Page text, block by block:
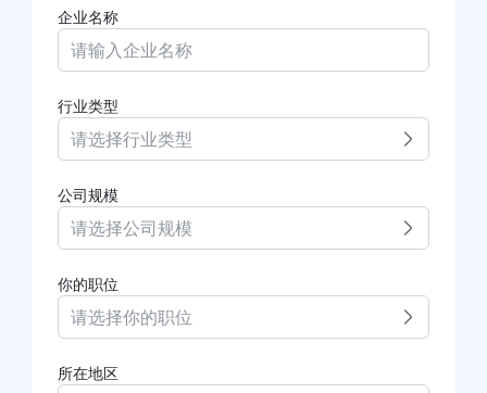
企业名称
行业类型
请选择行业类型
公司规模
请选择公司规模
你的职位
请选择你的职位
所在地区